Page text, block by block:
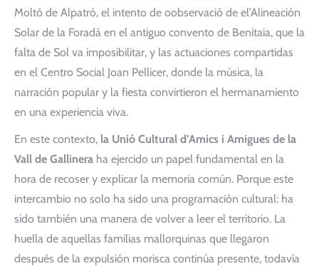
Moltó de Alpatró, el intento de oobservació de el’Alineación
Solar de la Foradà en el antiguo convento de Benitaia, que la
falta de Sol va imposibilitar, y las actuaciones compartidas
en el Centro Social Joan Pellicer, donde la música, la
narración popular y la fiesta convirtieron el hermanamiento
en una experiencia viva.
En este contexto, la Unió Cultural d’Amics i Amigues de la
Vall de Gallinera ha ejercido un papel fundamental en la
hora de recoser y explicar la memoria común. Porque este
intercambio no solo ha sido una programación cultural: ha
sido también una manera de volver a leer el territorio. La
huella de aquellas familias mallorquinas que llegaron
después de la expulsión morisca continúa presente, todavía